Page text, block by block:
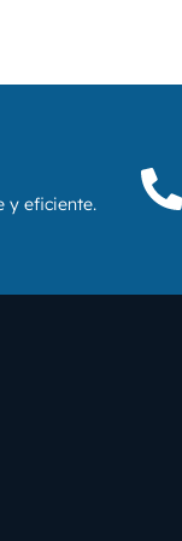
y eficiente.